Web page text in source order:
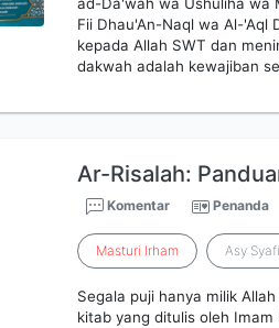
Fii Dhau'An-Naql wa Al-'Aql
kepada Allah SWT dan
dakwah adalah kewajiban
Ar-Risalah:
Komentar Penanda
Masturi Irham Asy
Segala puji hanya milik
kitab yang ditulis oleh Imam